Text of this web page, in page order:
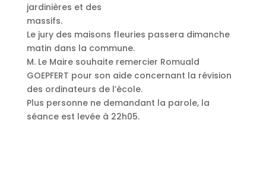
jardinières et des
massifs.
Le jury des maisons fleuries passera dimanche
matin dans la commune.
M. Le Maire souhaite remercier Romuald
GOEPFERT pour son aide concernant la révision
des ordinateurs de l’école.
Plus personne ne demandant la parole, la
séance est levée à 22h05.